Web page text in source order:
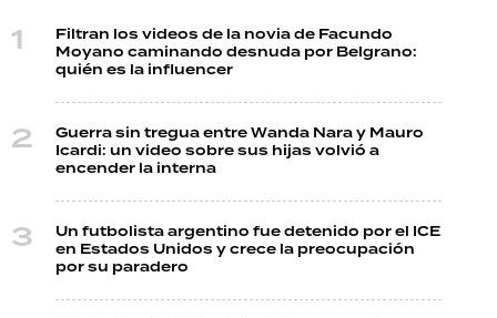
Filtran los videos de la novia de Facundo
Moyano caminando desnuda por Belgrano:
quién es la influencer
Guerra sin tregua entre Wanda Nara y Mauro
Icardi: un video sobre sus hijas volvió a
encender la interna
Un futbolista argentino fue detenido por el ICE
en Estados Unidos y crece la preocupación
por su paradero
Seguinos